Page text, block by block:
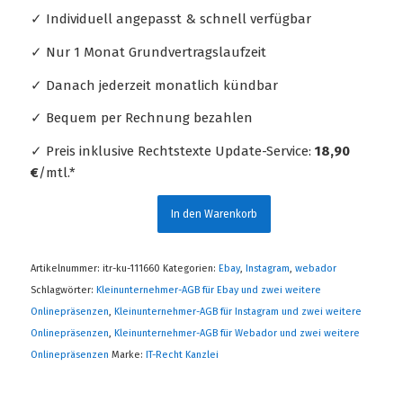
✓ Individuell angepasst & schnell verfügbar
✓ Nur 1 Monat Grundvertragslaufzeit
✓ Danach jederzeit monatlich kündbar
✓ Bequem per Rechnung bezahlen
✓ Preis inklusive Rechtstexte Update-Service: 18,90
€/mtl.*
In den Warenkorb
Artikelnummer: itr-ku-111660 Kategorien: Ebay, Instagram, webador
Schlagwörter: Kleinunternehmer-AGB für Ebay und zwei weitere
Onlinepräsenzen, Kleinunternehmer-AGB für Instagram und zwei weitere
Onlinepräsenzen, Kleinunternehmer-AGB für Webador und zwei weitere
Onlinepräsenzen Marke: IT-Recht Kanzlei